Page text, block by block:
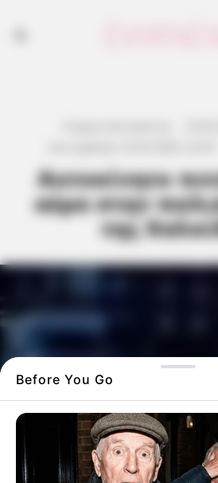
Αυτοκίνητο
αέρα στην
της
Before You Go